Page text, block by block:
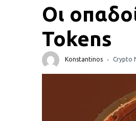
Οι
Tokens
Konstantinos Crypto
Πορτοφόλια Κρυπτονομισμάτων
Metamask τι είναι και πως
Τι είναι τα NFTs